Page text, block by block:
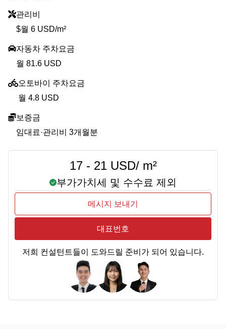
관리비
$월 6 USD/m²
자동차 주차요금
월 81.6 USD
오토바이 주차요금
월 4.8 USD
보증금
임대료·관리비 3개월분
17 - 21 USD/ m²
부가가치세 및 수수료 제외
메시지 보내기
대표번호
저희 컨설턴트들이 도와드릴 준비가 되어 있습니다.